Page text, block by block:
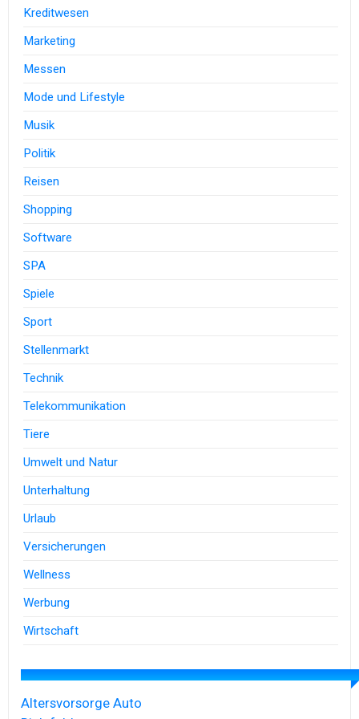
Kreditwesen
Marketing
Messen
Mode und Lifestyle
Musik
Politik
Reisen
Shopping
Software
SPA
Spiele
Sport
Stellenmarkt
Technik
Telekommunikation
Tiere
Umwelt und Natur
Unterhaltung
Urlaub
Versicherungen
Wellness
Werbung
Wirtschaft
Altersvorsorge Auto